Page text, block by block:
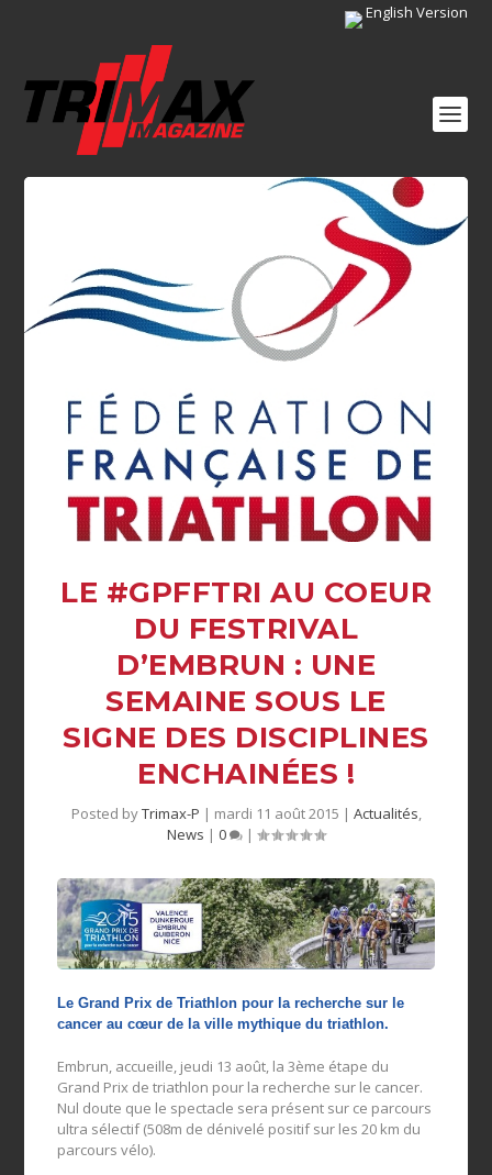
English Version
LE #GPFFTRI AU COEUR
DU FESTRIVAL
D’EMBRUN : UNE
SEMAINE SOUS LE
SIGNE DES DISCIPLINES
Posted byTrimax-P | mardi 11 août 2015 | Actualités,
News | 0 |
Le Grand Prix de Triathlon pour la recherche sur le
cancer au cœur de la ville mythique du triathlon.
Embrun, accueille, jeudi 13 août, la 3ème étape du
Grand Prix de triathlon pour la recherche sur le cancer.
Nul doute que le spectacle sera présent sur ce parcours
ultra sélectif (508m de dénivelé positif sur les 20 km du
parcours vélo).